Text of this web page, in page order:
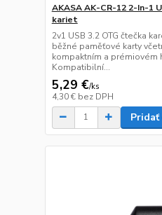
AKASA AK-CR-12 2-In-1
kariet
2v1 USB 3.2 OTG čtečka
běžné paměťové karty
kompaktním a prémiovém
Kompatibilní...
5,29 €/ks
4,30 € bez DPH
Pridať